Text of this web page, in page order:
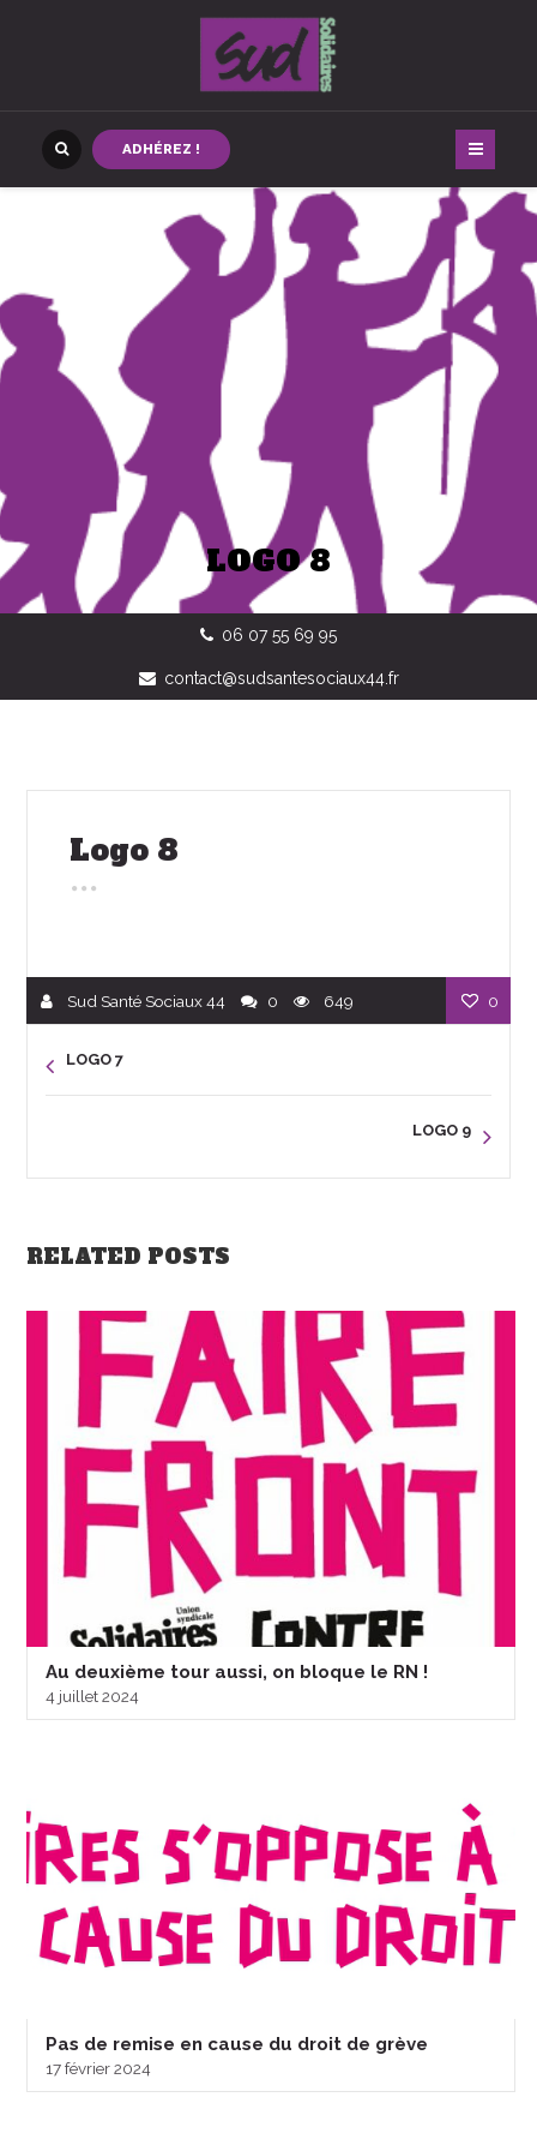
ADHÉREZ !
LOGO 8
06 07 55 69 95
contact@sudsantesociaux44.fr
Logo 8
Sud Santé Sociaux 44 0 649 0
LOGO 7
LOGO 9
RELATED POSTS
Au deuxième tour aussi, on bloque le RN !
4 juillet 2024
Pas de remise en cause du droit de grève
17 février 2024